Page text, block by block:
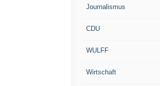
Journalismus
CDU
WULFF
Wirtschaft